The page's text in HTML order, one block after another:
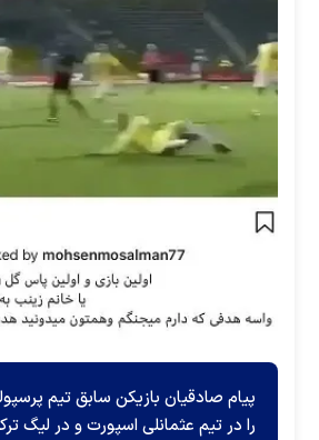
پیام صادقیان بازیکن سابق تیم
را در تیم عثمانلی اسپورت و در لیگ